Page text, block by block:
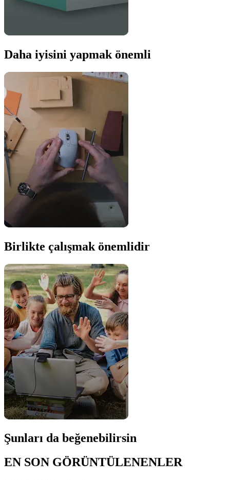
Daha iyisini yapmak önemli
Birlikte çalışmak önemlidir
Şunları da beğenebilirsin
EN SON GÖRÜNTÜLENENLER